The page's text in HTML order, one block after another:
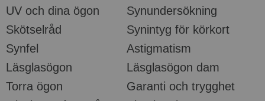
UV och dina ögon
Synundersökning
Skötselråd
Synintyg för körkort
Synfel
Astigmatism
Läsglasögon
Läsglasögon dam
Torra ögon
Garanti och trygghet